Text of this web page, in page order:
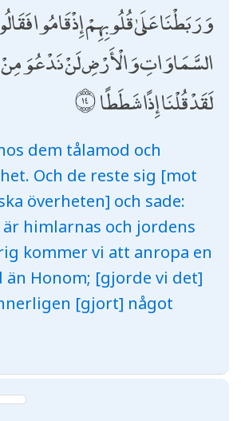
وَرَبَطْنَا عَلَىٰ قُلُوبِهِمْ إِذْ قَامُوا
السَّمَاوَاتِ وَالْأَرْضِ لَنْ نَدْعُوَ مِنْ
لَقَدْ قُلْنَا إِذًا شَطَطًا
dem tålamod och
Och de reste sig [mot
överheten] och sade:
är himlarnas och jordens
kommer vi att anropa en
än Honom; [gjorde vi det]
[gjort] något